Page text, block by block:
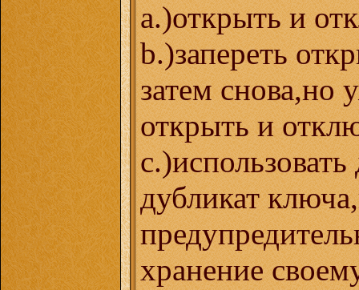
a.)открыть и
b.)запереть
затем снова,но
открыть и
с.)использовать
дубликат
хранение